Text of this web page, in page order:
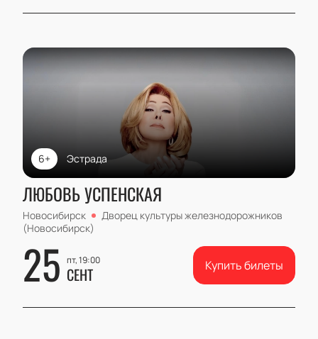
Эстрада
6+
ЛЮБОВЬ УСПЕНСКАЯ
Новосибирск
Дворец культуры железнодорожников
(Новосибирск)
25 пт, 19:00
СЕНТ Купить билеты